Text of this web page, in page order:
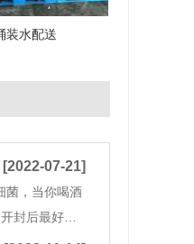
装水配送
[2022-07-21]
菌，当你喝酒
封后最好在7